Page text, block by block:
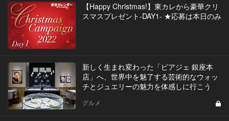
【Happy Christmas!】東カレから豪華クリ
スマスプレゼント-DAY1- ★応募は本日のみ
新しく生まれ変わった「ピアジェ 銀座本
店」へ、世界中を魅了する芸術的なウォッ
チとジュエリーの魅力を体感しに行こう
グルメ